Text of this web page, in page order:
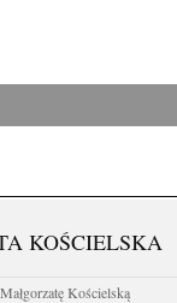
KOŚCIELSKA
Kościelską